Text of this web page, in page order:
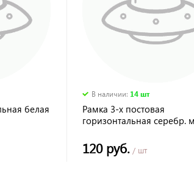
белая
В наличии: 14 шт
Рамка 3-х постовая
горизонтальная серебр.
120 руб./ шт